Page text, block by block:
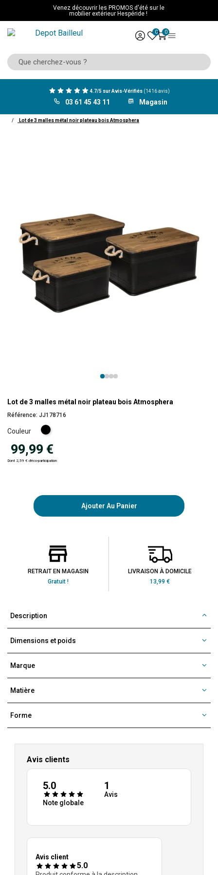
Venez découvrir les PROMOS d'été sur le
mobilier extérieur Hespéride !
0 0
4.7/5 sur Avis-Vérifiés (1416 avis)
03 61 45 43 11 Magasin
Lot de 3 malles métal noir plateau bois Atmosphera
Lot de 3 malles métal noir plateau bois Atmosphera
Référence: JJ178716
Couleur
Noir
99,99 €
Dont 2,59 € d'éco-participation
Ajouter Au Panier
RETRAIT EN MAGASIN
Gratuit !
LIVRAISON À DOMICILE
13,99 €
Description
Dimensions et poids
Marque
Matière
Forme
Avis clients
5.0
Note globale
1
Avis
Avis client
5.0